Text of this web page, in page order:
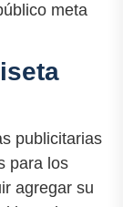
meta
publicitarias
para los
agregar su